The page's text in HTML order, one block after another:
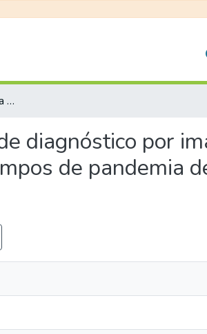
La aplicación de TICs en la gestión de empresas de diagnóstico por imágenes como facilitadora de la gestión y el servicio en tiempos de pandemia de COVID 19
diagnóstico por
de pandemia